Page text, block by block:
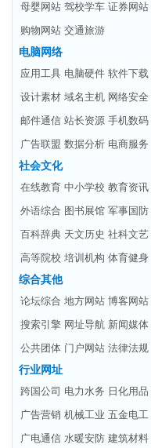
母婴网站 驾校学车 证券网站
购物网站 交通旅游
电脑网络
应用工具 电脑硬件 软件下载
设计素材 域名主机 网络安全
邮件通信 站长资源 手机数码
广告联盟 数据分析 电商服务
社会文化
在线教育 中小学校 教育资讯
外语综合 图书展馆 军事国防
百科辞典 天文历史 社科文艺
高等院校 培训机构 体育健身
综合其他
论坛综合 地方网站 博客网站
搜索引擎 网址导航 新闻媒体
公共团体 门户网站 法律法规
行业网址
跨国公司 电力水务 日化用品
广告营销 机械工业 五金电工
广电通信 水暖安防 建筑材料